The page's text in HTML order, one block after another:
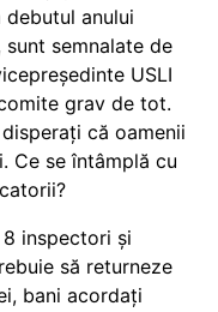
debutul anului
semnalate de
USLI
grav de tot.
că oamenii
Ce se întâmplă cu
inspectori și
să returneze
bani acordați